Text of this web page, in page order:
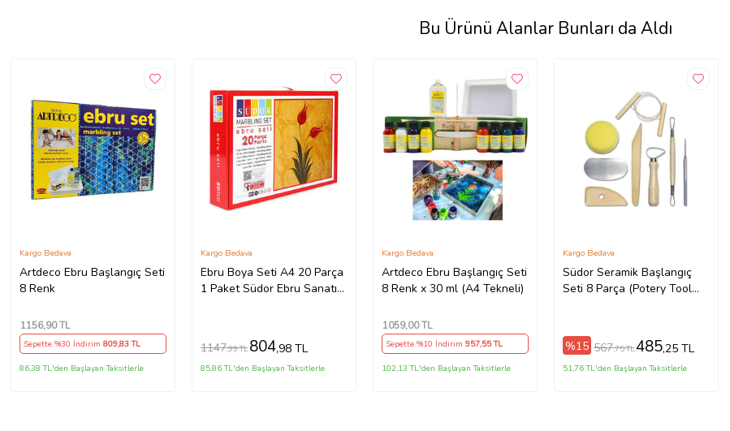
Bu Ürünü Alanlar Bunları da Aldı
Artdeco Ebru Başlangıç Seti
8 Renk
Kargo Bedava
1156,90 TL
Sepette %30 İndirim 809,83 TL
86,38 TL'den Başlayan Taksitlerle
Ebru Boya Seti A4 20 Parça
1 Paket Südor Ebru Sanatı
Kargo Bedava
1147,99 TL 804,98 TL
85,86 TL'den Başlayan Taksitlerle
Artdeco Ebru Başlangıç Seti
8 Renk x 30 ml (A4 Tekneli)
Kargo Bedava
1059,00 TL
Sepette %10 İndirim 957,55 TL
102,13 TL'den Başlayan Taksitlerle
Südor Seramik Başlangıç
Seti 8 Parça (Potery Tool
Kargo Bedava
%15 567,75 TL485,25 TL
51,76 TL'den Başlayan Taksitlerle